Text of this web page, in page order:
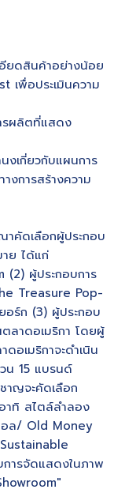
ยดสินค้าอย่างน้อย
เพื่อประเมินความ
ผลิตที่แสดง
งเกี่ยวกับแผนการ
งการสร้างความ
าคัดเลือกผู้ประกอบ
ย ได้แก่
(2) ผู้ประกอบการ
Treasure Pop-
ร์ก (3) ผู้ประกอบ
ลาดอเมริกา โดยผู้
อเมริกาจะดำเนิน
น 15 แบรนด์
าญจะคัดเลือก
าทิ สไตล์ลำลอง
อล/ Old Money
ารจัดแสดงในภาพ